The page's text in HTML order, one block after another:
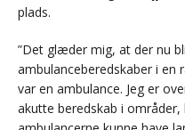
plads.
”Det glæder mig, at der nu
ambulanceberedskaber i en
var en ambulance. Jeg er
akutte beredskab i